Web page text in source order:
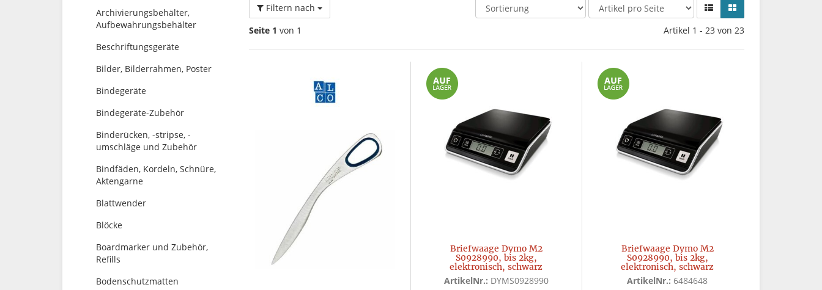
Filtern nach
Seite 1 von 1 Artikel 1 - 23 von 23
Briefwaage Dymo M2
S0928990, bis 2kg,
elektronisch, schwarz
ArtikelNr.: DYMS0928990
Briefwaage Dymo M2
S0928990, bis 2kg,
elektronisch, schwarz
ArtikelNr.:6484648
Archivierungsbehälter,
Aufbewahrungsbehälter
Beschriftungsgeräte
Bilder, Bilderrahmen, Poster
Bindegeräte
Bindegeräte-Zubehör
Binderücken, -stripse, -
umschläge und Zubehör
Bindfäden, Kordeln, Schnüre,
Aktengarne
Blattwender
Blöcke
Boardmarker und Zubehör,
Refills
Bodenschutzmatten